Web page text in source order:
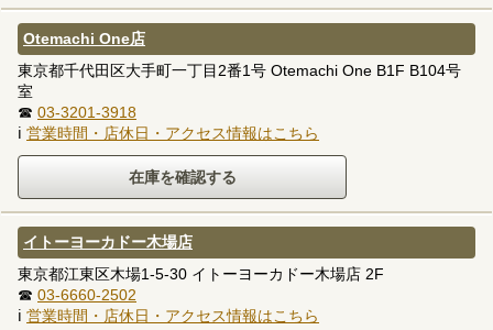
Otemachi One店
東京都千代田区大手町一丁目2番1号 Otemachi One B1F B104号
室
☎ 03-3201-3918
ℹ 営業時間・店休日・アクセス情報はこちら
イトーヨーカドー木場店
東京都江東区木場1-5-30 イトーヨーカドー木場店 2F
☎ 03-6660-2502
ℹ 営業時間・店休日・アクセス情報はこちら